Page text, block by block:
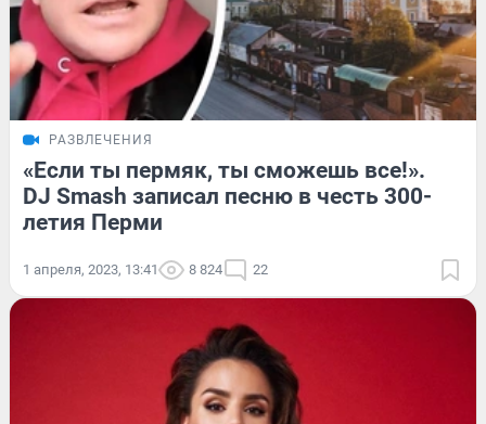
РАЗВЛЕЧЕНИЯ
«Если ты пермяк, ты сможешь все!».
DJ Smash записал песню в честь 300-
летия Перми
1 апреля, 2023, 13:41 8 824 22